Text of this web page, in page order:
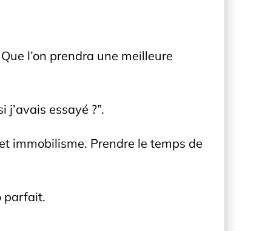
l’on prendra une meilleure
essayé ?”.
immobilisme. Prendre le temps de
parfait.